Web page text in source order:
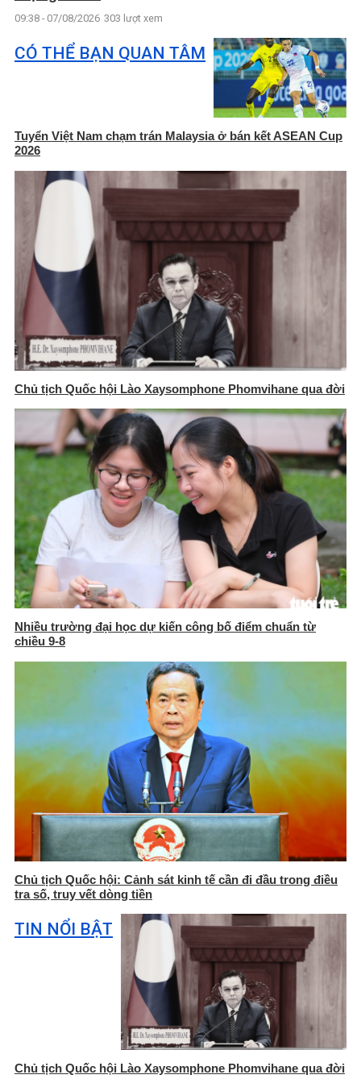
09:38 - 07/08/2026 303 lượt xem
CÓ THỂ BẠN QUAN TÂM
Tuyển Việt Nam chạm trán Malaysia ở bán kết ASEAN Cup
2026
Chủ tịch Quốc hội Lào Xaysomphone Phomvihane qua đời
Nhiều trường đại học dự kiến công bố điểm chuẩn từ
chiều 9-8
Chủ tịch Quốc hội: Cảnh sát kinh tế cần đi đầu trong điều
tra số, truy vết dòng tiền
TIN NỔI BẬT
Chủ tịch Quốc hội Lào Xaysomphone Phomvihane qua đời